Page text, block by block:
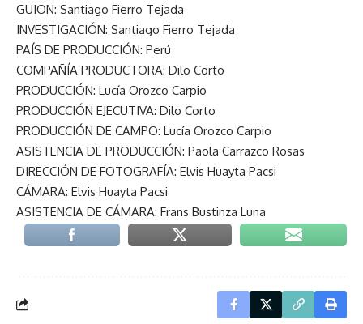
GUION: Santiago Fierro Tejada
INVESTIGACIÓN: Santiago Fierro Tejada
PAÍS DE PRODUCCIÓN: Perú
COMPAÑÍA PRODUCTORA: Dilo Corto
PRODUCCIÓN: Lucía Orozco Carpio
PRODUCCIÓN EJECUTIVA: Dilo Corto
PRODUCCIÓN DE CAMPO: Lucía Orozco Carpio
ASISTENCIA DE PRODUCCIÓN: Paola Carrazco Rosas
DIRECCIÓN DE FOTOGRAFÍA: Elvis Huayta Pacsi
CÁMARA: Elvis Huayta Pacsi
ASISTENCIA DE CÁMARA: Frans Bustinza Luna